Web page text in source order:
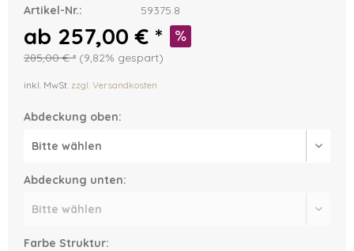
Artikel-Nr.: 59375.8
ab 257,00 € *
285,00 € * (9,82% gespart)
inkl. MwSt. zzgl. Versandkosten
Abdeckung oben:
Abdeckung unten:
Farbe Struktur: